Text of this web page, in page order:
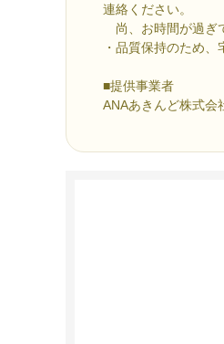
連絡ください。
尚、お時間が過ぎ
・品質保持のため
■提供事業者
ANAあきんど株式会